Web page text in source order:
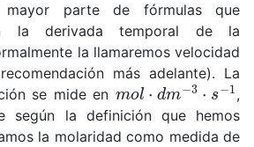
parte de fórmulas que
la derivada temporal de la
la llamaremos velocidad
más adelante). La
se mide en mol ⋅dm−3⋅s− 1 ,
según la definición que hemos
la molaridad como medida de